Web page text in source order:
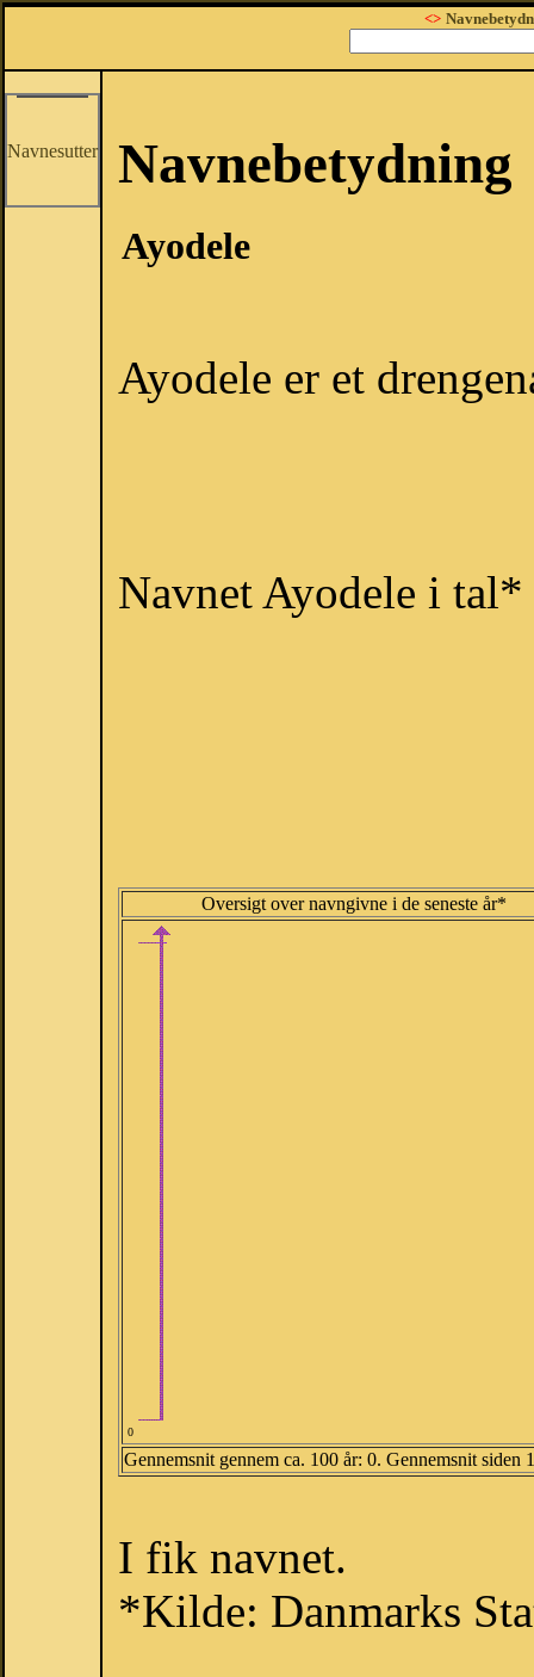
<>
Navnesutter Navnebetydning
Ayodele
Ayodele er et
Navnet Ayodele i tal*
Oversigt over navngivne i de seneste år*
0
Gennemsnit gennem ca. 100 år: 0. Gennemsnit siden
I fik navnet.
*Kilde: Danmarks